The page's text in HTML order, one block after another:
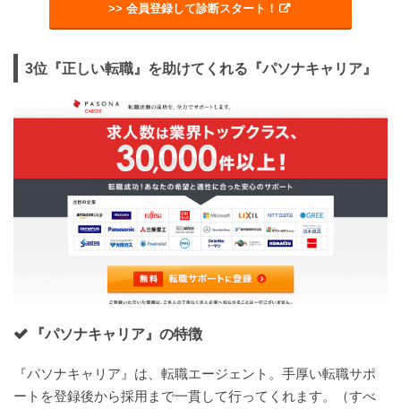
>> 会員登録して診断スタート！
3位『正しい転職』を助けてくれる『パソナキャリア』
『パソナキャリア』の特徴
『パソナキャリア』は、転職エージェント。手厚い転職サポ
ートを登録後から採用まで一貫して行ってくれます。（すべ